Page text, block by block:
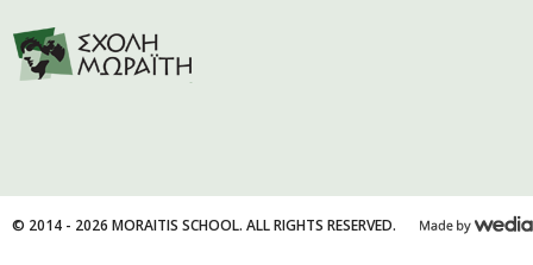
© 2014 - 2026 MORAITIS SCHOOL. ALL RIGHTS RESERVED.